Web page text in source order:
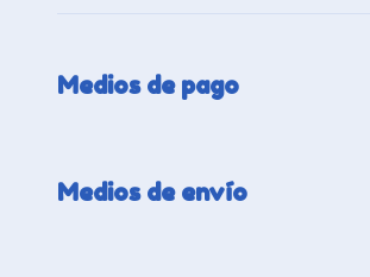
Medios de pago
Medios de envío